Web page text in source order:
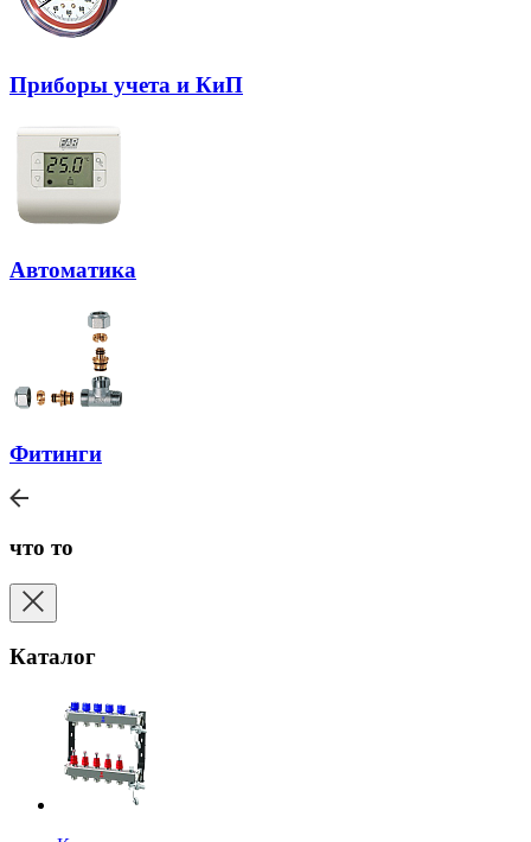
Приборы учета и КиП
Автоматика
Фитинги
что то
Каталог